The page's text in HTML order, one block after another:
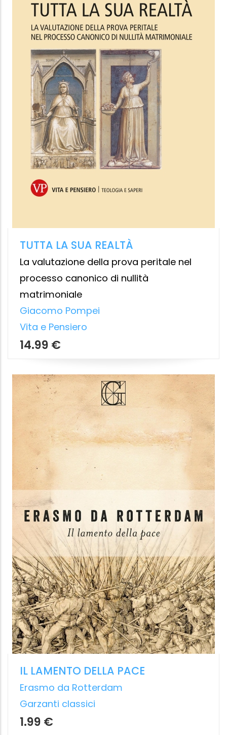
10.99 €
PASSAPAROLA CON IL VENTO
Joke Van Leeuven,Daniela Gentile,Paolo
Di Paolo
Gallucci
A RAGION VEDUTA
Vent'anni di mondo osservato dall'Uaar
Roberto,Valentino
Nessun Dogma
4.99 €